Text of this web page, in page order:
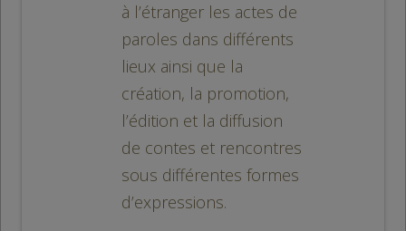
à l’étranger les actes de
paroles dans différents
lieux ainsi que la
création, la promotion,
l’édition et la diffusion
de contes et rencontres
sous différentes formes
d’expressions.